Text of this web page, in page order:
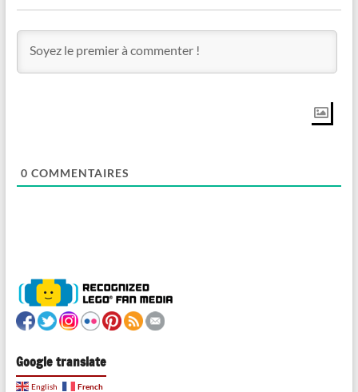
0 COMMENTAIRES
Google translate
English French